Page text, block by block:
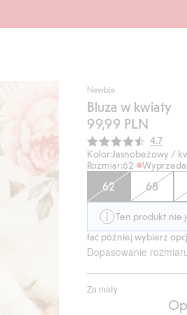
Newbie
Bluza w kwiaty
99,99 PLN
4.7
Kolor:Jasnobeżowy /
Rozmiar:62
62 68
Ten produkt nie
Kup teraz, a zapłać później wybierz opcję +
Dopasowanie
Za mały
na